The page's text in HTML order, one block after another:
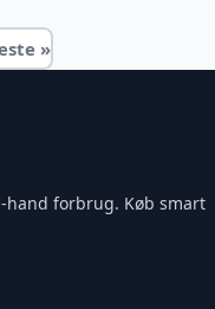
»
forbrug. Køb smart